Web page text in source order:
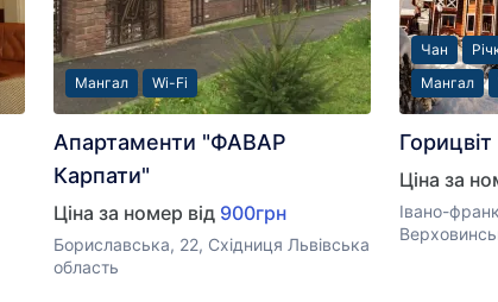
Мангал Wi-Fi
Апартаменти "ФАВАР
Карпати"
Ціна за номер від 900грн
Бориславська, 22, Східниця Львівська
область
Чан
Мангал
Горицвіт
Ціна за
Івано-